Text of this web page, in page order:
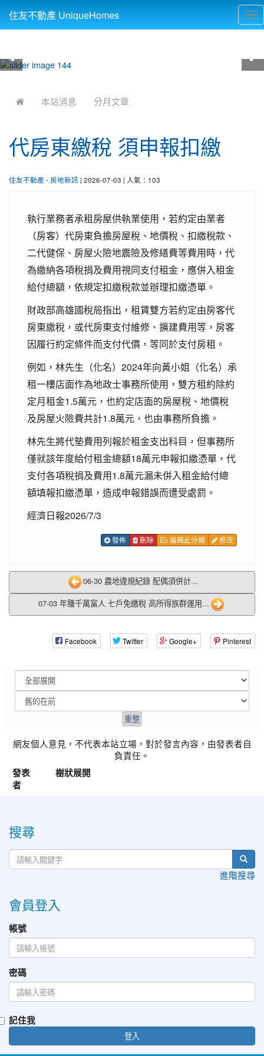
住友不動產 UniqueHomes
本站消息 分月文章
代房東繳稅 須申報扣繳
住友不動產 - 房地新訊 | 2026-07-03 | 人氣：103
執行業務者承租房屋供執業使用，若約定由業者
（房客）代房東負擔房屋稅、地價稅、扣繳稅款、
二代健保、房屋火險地震險及修繕費等費用時，代
為繳納各項稅捐及費用視同支付租金，應併入租金
給付總額，依規定扣繳稅款並辦理扣繳憑單。
財政部高雄國稅局指出，租賃雙方若約定由房客代
房東繳稅，或代房東支付維修、擴建費用等，房客
因履行約定條件而支付代價，等同於支付房租。
例如，林先生（化名）2024年向黃小姐（化名）承
租一樓店面作為地政士事務所使用，雙方租約除約
定月租金1.5萬元，也約定店面的房屋稅、地價稅
及房屋火險費共計1.8萬元，也由事務所負擔。
林先生將代墊費用列報於租金支出科目，但事務所
僅就該年度給付租金總額18萬元申報扣繳憑單，代
支付各項稅捐及費用1.8萬元漏未併入租金給付總
額填報扣繳憑單，造成申報錯誤而遭受處罰。
經濟日報2026/7/3
發佈 刪除 編輯此分類 修改
06-30 農地違規紀錄 配偶須併計...
07-03 年賺千萬富人 七戶免繳稅 高所得族群運用...
Facebook Twitter Google+ Pinterest
網友個人意見，不代表本站立場，對於發言內容，由發表者自
負責任。
發表
者
樹狀展開
搜尋
進階搜尋
會員登入
帳號
密碼
記住我
登入